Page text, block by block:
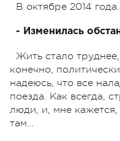
В октябре 2014 года.
- Изменилась
Жить стало
конечно,
надеюсь, что все
поезда. Как всегда,
люди, и, мне кажется,
там…